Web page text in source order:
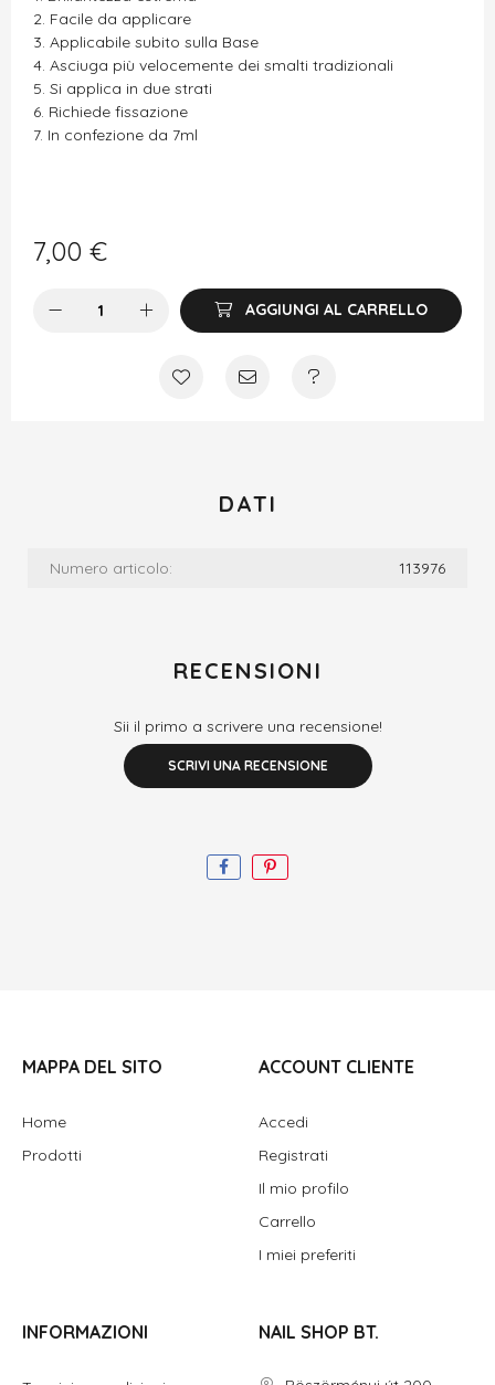
Facile da applicare
Applicabile subito sulla Base
Asciuga più velocemente dei smalti tradizionali
Si applica in due strati
Richiede fissazione
In confezione da 7ml
7,00 €
AGGIUNGI AL CARRELLO
DATI
Numero articolo: 113976
RECENSIONI
Sii il primo a scrivere una recensione!
SCRIVI UNA RECENSIONE
MAPPA DEL SITO
Home
Prodotti
ACCOUNT CLIENTE
Accedi
Registrati
Il mio profilo
Carrello
I miei preferiti
INFORMAZIONI NAIL SHOP BT.